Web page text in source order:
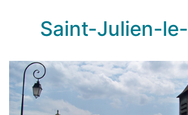
Permanences délocalisées France
de permanence en août 2026 -
France Services des Portes de
PERMANENCES PARTENAIRES :
Septembre 2026
Saint-Julien-